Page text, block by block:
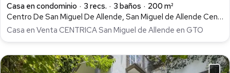
Casa en condominio
3 recs. 3 baños
200 m²
Centro De San Miguel De Allende, San Miguel de Allende Centro, San Miguel de Allende
Casa en Venta CENTRICA San Miguel de Allende en GTO